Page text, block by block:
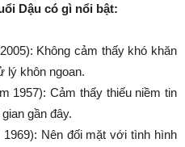
Dậu có gì nổi bật:
Không cảm thấy khó khăn
lý khôn ngoan.
1957): Cảm thấy thiếu niềm tin
gần đây.
Nên đối mặt với tình hình